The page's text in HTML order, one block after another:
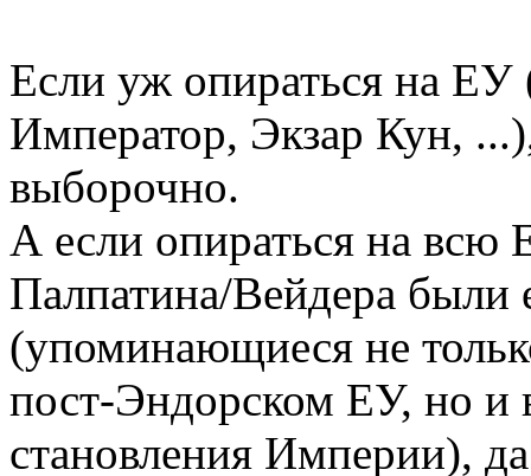
Если уж опираться на
Император, Экзар Кун,
выборочно.
А если опираться на
Палпатина/Вейдера были
(упоминающиеся не
пост-Эндорском ЕУ, но и
становления Империи),